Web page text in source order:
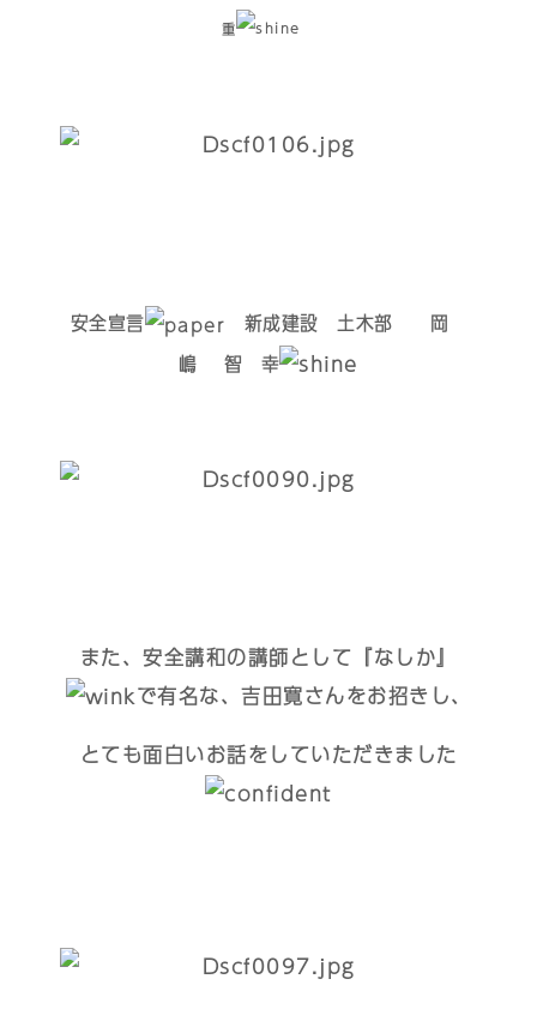
重
安全宣言
新成建設 土木部 岡
嶋 智 幸
また、安全講和の講師として『なしか』
で有名な、吉田寛さんをお招きし、
とても面白いお話をしていただきました